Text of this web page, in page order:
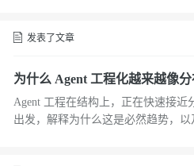
发表了文章
为什么 Agent 工程化越来越像
Agent 工程在结构上，正在快速接近
出发，解释为什么这是必然趋势，以